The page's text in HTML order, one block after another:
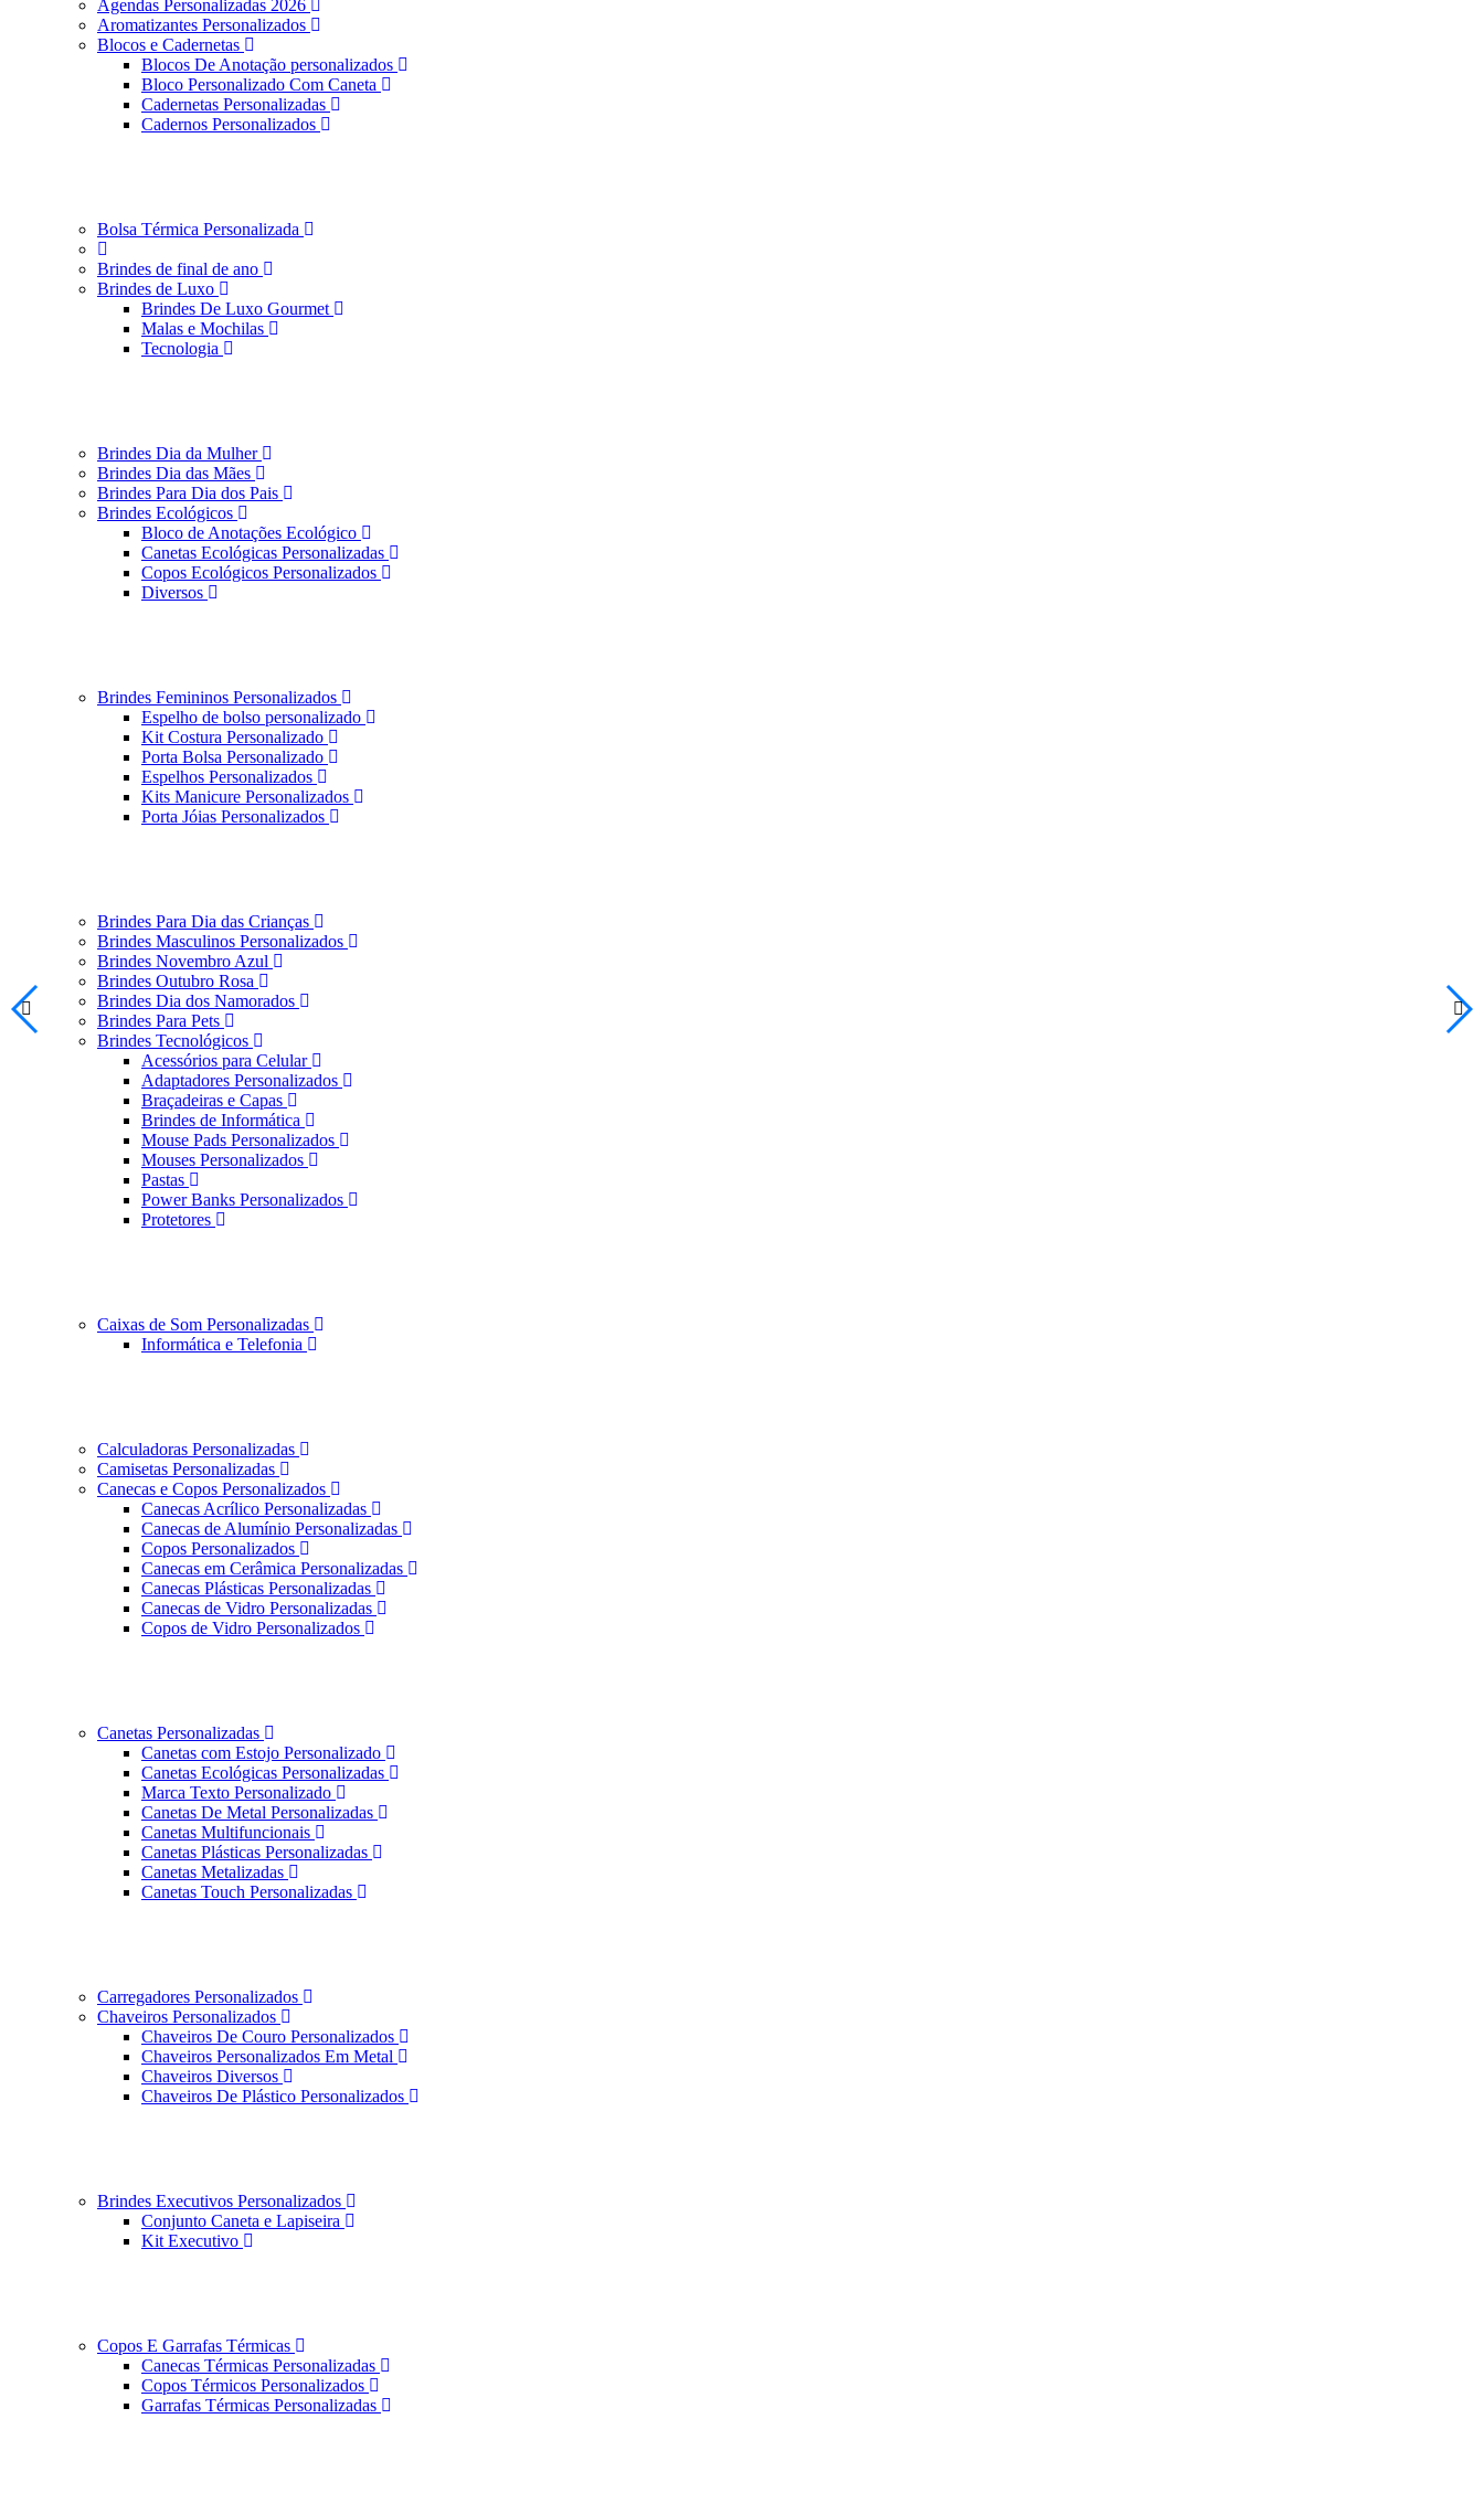
Agendas Personalizadas 2026
Aromatizantes Personalizados
Blocos e Cadernetas
Blocos De Anotação personalizados
Bloco Personalizado Com Caneta
Cadernetas Personalizadas
Cadernos Personalizados
Bolsa Térmica Personalizada
Brindes de final de ano
Brindes de Luxo
Brindes De Luxo Gourmet
Malas e Mochilas
Tecnologia
Brindes Dia da Mulher
Brindes Dia das Mães
Brindes Para Dia dos Pais
Brindes Ecológicos
Bloco de Anotações Ecológico
Canetas Ecológicas Personalizadas
Copos Ecológicos Personalizados
Diversos
Brindes Femininos Personalizados
Espelho de bolso personalizado
Kit Costura Personalizado
Porta Bolsa Personalizado
Espelhos Personalizados
Kits Manicure Personalizados
Porta Jóias Personalizados
Brindes Para Dia das Crianças
Brindes Masculinos Personalizados
Brindes Novembro Azul
Brindes Outubro Rosa
Brindes Dia dos Namorados
Brindes Para Pets
Brindes Tecnológicos
Acessórios para Celular
Adaptadores Personalizados
Braçadeiras e Capas
Brindes de Informática
Mouse Pads Personalizados
Mouses Personalizados
Pastas
Power Banks Personalizados
Protetores
Caixas de Som Personalizadas
Informática e Telefonia
Calculadoras Personalizadas
Camisetas Personalizadas
Canecas e Copos Personalizados
Canecas Acrílico Personalizadas
Canecas de Alumínio Personalizadas
Copos Personalizados
Canecas em Cerâmica Personalizadas
Canecas Plásticas Personalizadas
Canecas de Vidro Personalizadas
Copos de Vidro Personalizados
Canetas Personalizadas
Canetas com Estojo Personalizado
Canetas Ecológicas Personalizadas
Marca Texto Personalizado
Canetas De Metal Personalizadas
Canetas Multifuncionais
Canetas Plásticas Personalizadas
Canetas Metalizadas
Canetas Touch Personalizadas
Carregadores Personalizados
Chaveiros Personalizados
Chaveiros De Couro Personalizados
Chaveiros Personalizados Em Metal
Chaveiros Diversos
Chaveiros De Plástico Personalizados
Brindes Executivos Personalizados
Conjunto Caneta e Lapiseira
Kit Executivo
Copos E Garrafas Térmicas
Canecas Térmicas Personalizadas
Copos Térmicos Personalizados
Garrafas Térmicas Personalizadas